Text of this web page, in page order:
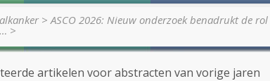
>ASCO 2026: Nieuw onderzoek benadrukt de
>
artikelen voor abstracten van vorige jaren